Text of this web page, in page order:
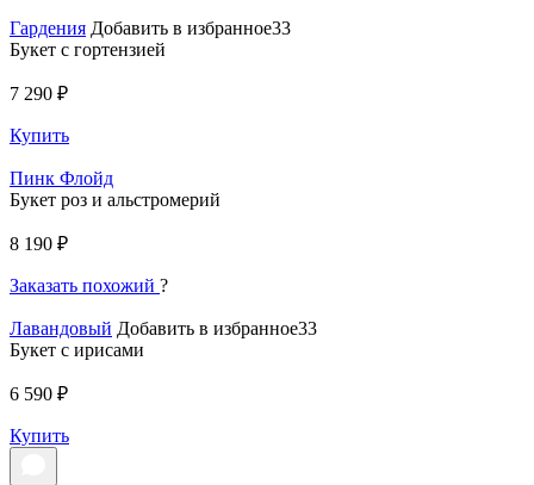
Гардения Добавить в избранное33
Букет с гортензией
7 290 ₽
Купить
Пинк Флойд
Букет роз и альстромерий
8 190 ₽
Заказать похожий ?
Лавандовый Добавить в избранное33
Букет с ирисами
6 590 ₽
Купить